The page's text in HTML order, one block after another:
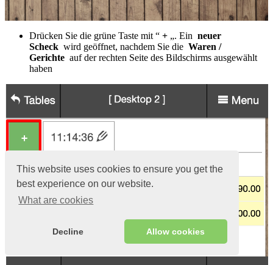
This website uses cookies to ensure you get the
best experience on our website.
What are cookies
Decline Allow cookies
Drücken Sie die grüne Taste mit “ + „. Ein neuer
Scheck wird geöffnet, nachdem Sie die Waren /
Gerichte auf der rechten Seite des Bildschirms ausgewählt
haben